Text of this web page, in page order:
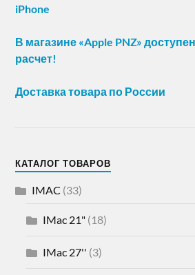
iPhone
В магазине «Apple PNZ»
расчет!
Доставка товара по России
КАТАЛОГ ТОВАРОВ
IMAC (33)
IMac 21" (18)
IMac 27'' (3)